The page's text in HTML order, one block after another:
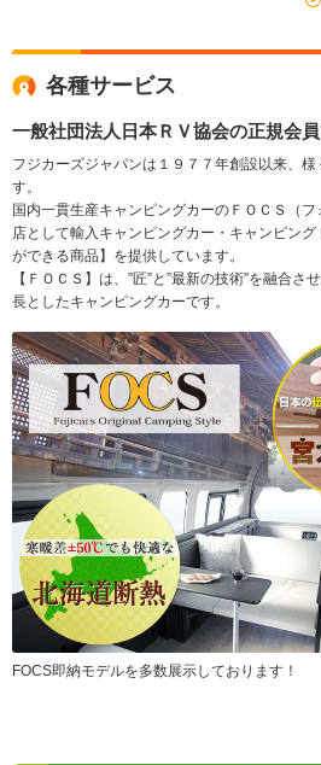
各種サービス
一般社団法人日本ＲＶ協会の正規会員
フジカーズジャパンは１９７７年創設以来、
す。
国内一貫生産キャンピングカーのＦＯＣＳ（
店として輸入キャンピングカー・キャンピン
ができる商品】を提供しています。
【ＦＯＣＳ】は、”匠”と”最新の技術”を融合さ
長としたキャンピングカーです。
FOCS即納モデルを多数展示しております！